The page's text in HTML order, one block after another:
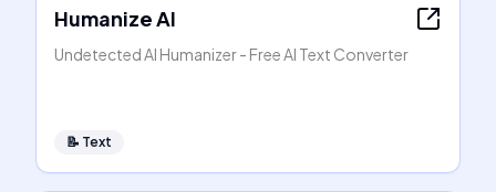
Humanize AI
Undetected AI Humanizer - Free AI Text Converter
📝 Text